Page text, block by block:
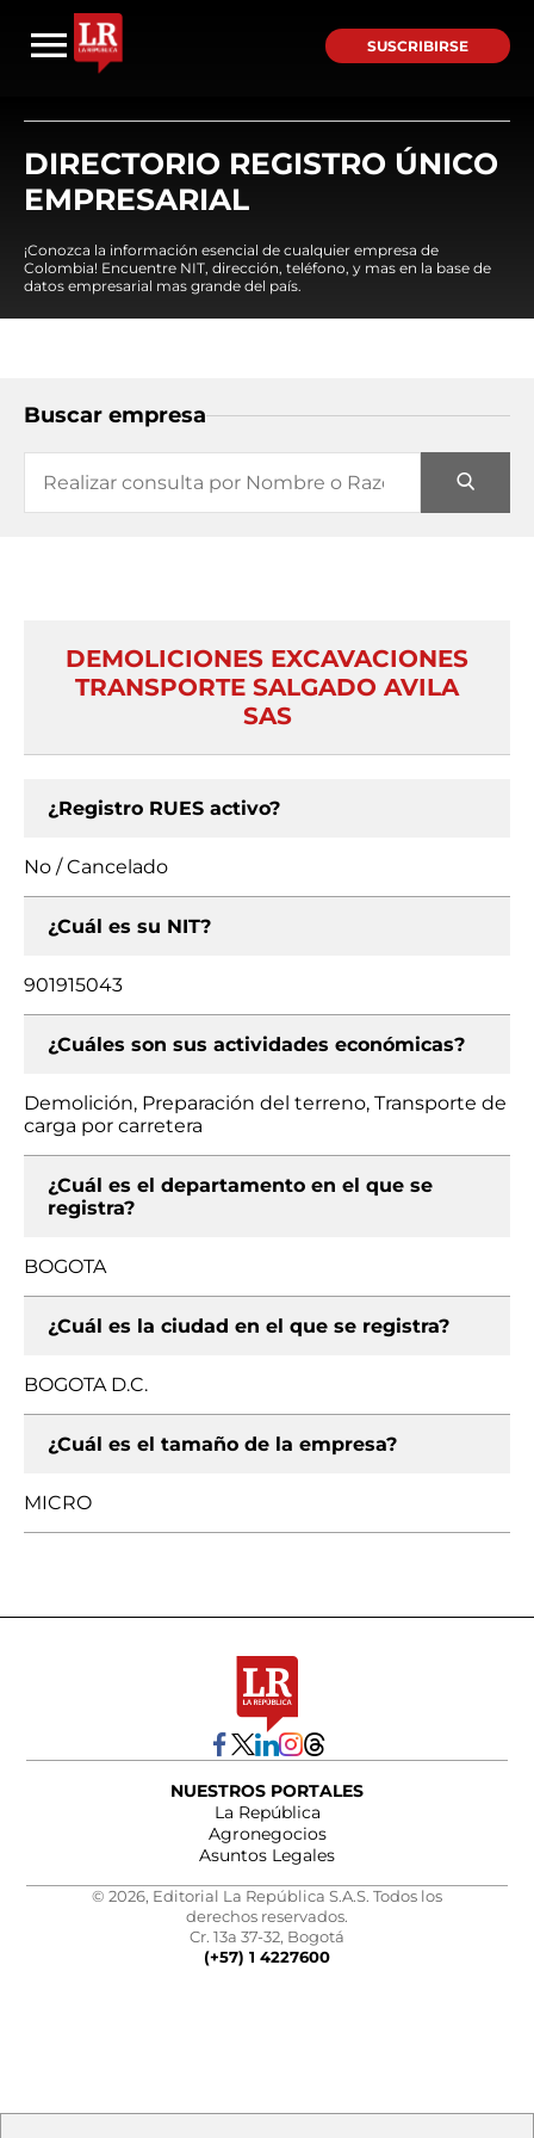
SUSCRIBIRSE
DIRECTORIO REGISTRO ÚNICO
EMPRESARIAL
¡Conozca la información esencial de cualquier empresa de
Colombia! Encuentre NIT, dirección, teléfono, y mas en la base de
datos empresarial mas grande del país.
Buscar empresa
DEMOLICIONES EXCAVACIONES
TRANSPORTE SALGADO AVILA
SAS
¿Registro RUES activo?
No / Cancelado
¿Cuál es su NIT?
901915043
¿Cuáles son sus actividades económicas?
Demolición, Preparación del terreno, Transporte de
carga por carretera
¿Cuál es el departamento en el que se
registra?
BOGOTA
¿Cuál es la ciudad en el que se registra?
BOGOTA D.C.
¿Cuál es el tamaño de la empresa?
MICRO
NUESTROS PORTALES
La República
Agronegocios
Asuntos Legales
© 2026, Editorial La República S.A.S. Todos los
derechos reservados.
Cr. 13a 37-32, Bogotá
(+57) 1 4227600